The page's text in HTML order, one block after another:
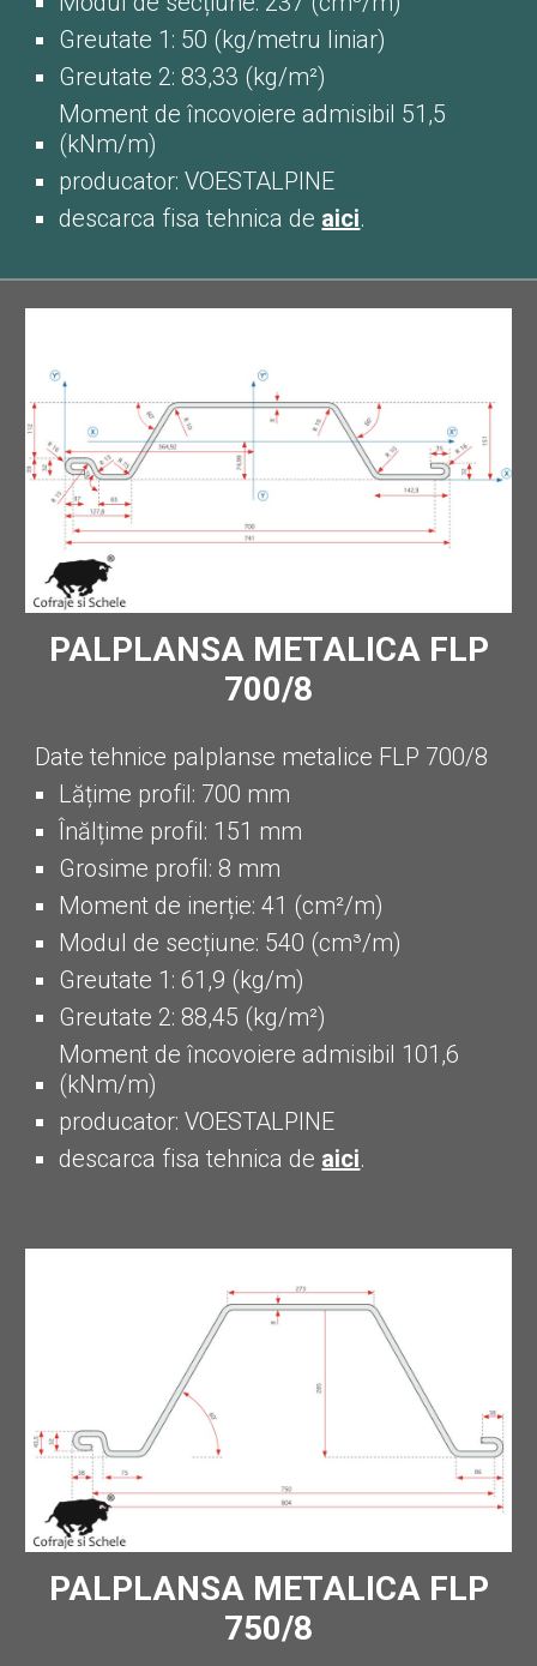
Greutate 1: 50 (kg/metru liniar)
Greutate 2: 83,33 (kg/m²)
Moment de încovoiere admisibil 51,5
(kNm/m)
producator: VOESTALPINE
descarca fisa tehnica de aici.
PALPLANSA METALICA FLP
700/8
Date tehnice palplanse metalice FLP 700/8
Lățime profil: 700 mm
Înălțime profil: 151 mm
Grosime profil: 8 mm
Moment de inerție: 41 (cm²/m)
Modul de secțiune: 540 (cm³/m)
Greutate 1: 61,9 (kg/m)
Greutate 2: 88,45 (kg/m²)
Moment de încovoiere admisibil 101,6
(kNm/m)
producator: VOESTALPINE
descarca fisa tehnica de aici.
PALPLANSA METALICA FLP
750/8